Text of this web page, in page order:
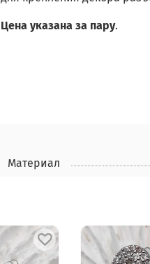
Цена указана за пару.
Материал